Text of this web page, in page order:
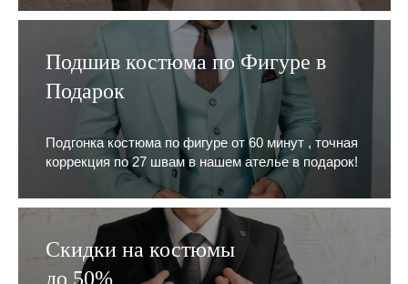
Подшив костюма по Фигуре в
Подарок
Подгонка костюма по фигуре от 60 минут , точная
коррекция по 27 швам в нашем ателье в подарок!
Скидки на костюмы
до 50%